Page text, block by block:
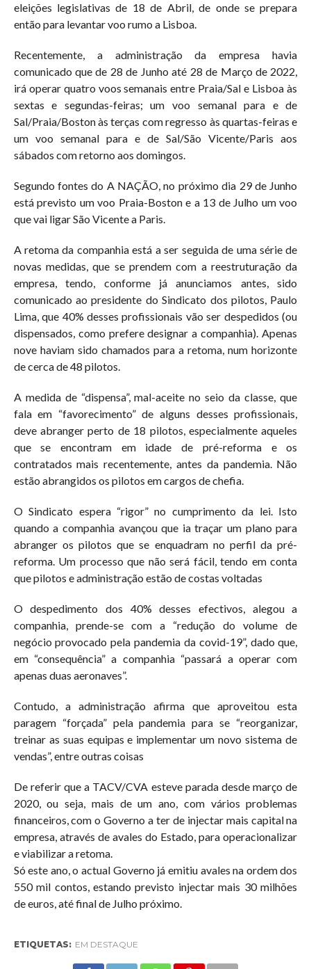
eleições legislativas de 18 de Abril, de onde se prepara
então para levantar voo rumo a Lisboa.
Recentemente, a administração da empresa havia
comunicado que de 28 de Junho até 28 de Março de 2022,
irá operar quatro voos semanais entre Praia/Sal e Lisboa às
sextas e segundas-feiras; um voo semanal para e de
Sal/Praia/Boston às terças com regresso às quartas-feiras e
um voo semanal para e de Sal/São Vicente/Paris aos
sábados com retorno aos domingos.
Segundo fontes do A NAÇÃO, no próximo dia 29 de Junho
está previsto um voo Praia-Boston e a 13 de Julho um voo
que vai ligar São Vicente a Paris.
A retoma da companhia está a ser seguida de uma série de
novas medidas, que se prendem com a reestruturação da
empresa, tendo, conforme já anunciamos antes, sido
comunicado ao presidente do Sindicato dos pilotos, Paulo
Lima, que 40% desses profissionais vão ser despedidos (ou
dispensados, como prefere designar a companhia). Apenas
nove haviam sido chamados para a retoma, num horizonte
de cerca de 48 pilotos.
A medida de “dispensa”, mal-aceite no seio da classe, que
fala em “favorecimento” de alguns desses profissionais,
deve abranger perto de 18 pilotos, especialmente aqueles
que se encontram em idade de pré-reforma e os
contratados mais recentemente, antes da pandemia. Não
estão abrangidos os pilotos em cargos de chefia.
O Sindicato espera “rigor” no cumprimento da lei. Isto
quando a companhia avançou que ia traçar um plano para
abranger os pilotos que se enquadram no perfil da pré-
reforma. Um processo que não será fácil, tendo em conta
que pilotos e administração estão de costas voltadas
O despedimento dos 40% desses efectivos, alegou a
companhia, prende-se com a “redução do volume de
negócio provocado pela pandemia da covid-19”, dado que,
em “consequência” a companhia “passará a operar com
apenas duas aeronaves”.
Contudo, a administração afirma que aproveitou esta
paragem “forçada” pela pandemia para se “reorganizar,
treinar as suas equipas e implementar um novo sistema de
vendas”, entre outras coisas
De referir que a TACV/CVA esteve parada desde março de
2020, ou seja, mais de um ano, com vários problemas
financeiros, com o Governo a ter de injectar mais capital na
empresa, através de avales do Estado, para operacionalizar
e viabilizar a retoma.
Só este ano, o actual Governo já emitiu avales na ordem dos
550 mil contos, estando previsto injectar mais 30 milhões
de euros, até final de Julho próximo.
ETIQUETAS: EM DESTAQUE